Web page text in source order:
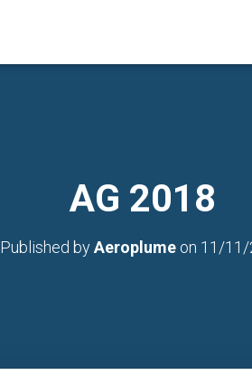
AG 2018
Published byAeroplume on 11/11/